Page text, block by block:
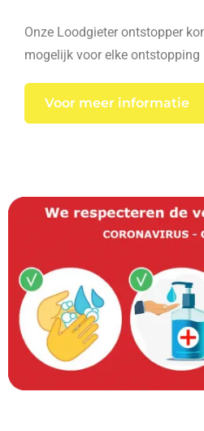
Onze Loodgieter ontstopper
mogelijk voor elke ontstopping
Voor meer informatie